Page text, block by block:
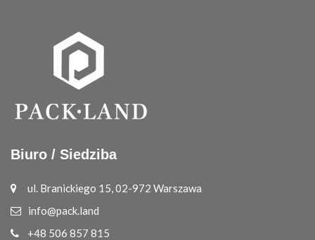
Biuro / Siedziba
ul. Branickiego 15, 02-972 Warszawa
info@pack.land
+48 506 857 815